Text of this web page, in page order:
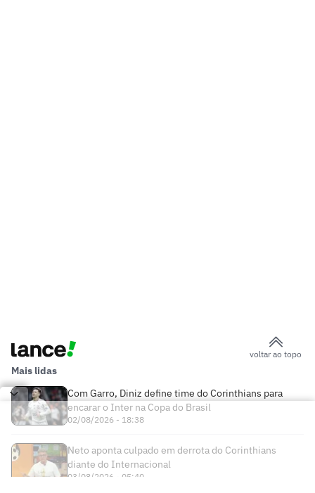
voltar ao topo
Mais lidas
Com Garro, Diniz define time do Corinthians para
encarar o Inter na Copa do Brasil
02/08/2026 - 18:38
Neto aponta culpado em derrota do Corinthians
diante do Internacional
03/08/2026 - 05:40